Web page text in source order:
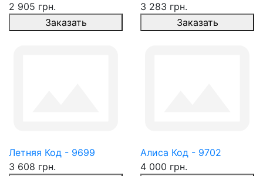
2 905 грн.
Заказать
3 283 грн.
Заказать
Летняя Код - 9699
3 608 грн.
Алиса Код - 9702
4 000 грн.